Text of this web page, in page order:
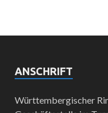
ANSCHRIFT
Württembergischer